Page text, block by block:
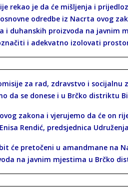
rekao je da će mišljenja i
odredbe iz Nacrta ovog
i duhanskih proizvoda na
i adekvatno izolovati
za rad, zdravstvo i
da se donese i u Brčko distriktu
zakona i vjerujemo da će on
Rendić, predsjednica
će pretočeni u amandmane na
na javnim mjestima u Brčko